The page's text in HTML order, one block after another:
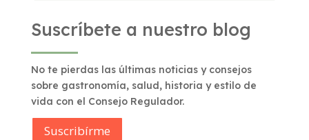
Suscríbete a nuestro blog
No te pierdas las últimas noticias y consejos
sobre gastronomía, salud, historia y estilo de
vida con el Consejo Regulador.
Suscribírme